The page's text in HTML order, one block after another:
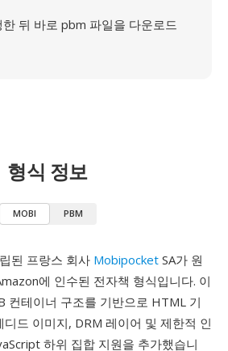
뒤 바로 pbm 파일을 다운로드
형식 정보
MOBI PBM
된 프랑스 회사 Mobipocket SA가 원
에 인수된 전자책 형식입니다. 이
컨테이너 구조를 기반으로 HTML 기
드 이미지, DRM 레이어 및 제한적 인
하위 집합 지원을 추가했습니